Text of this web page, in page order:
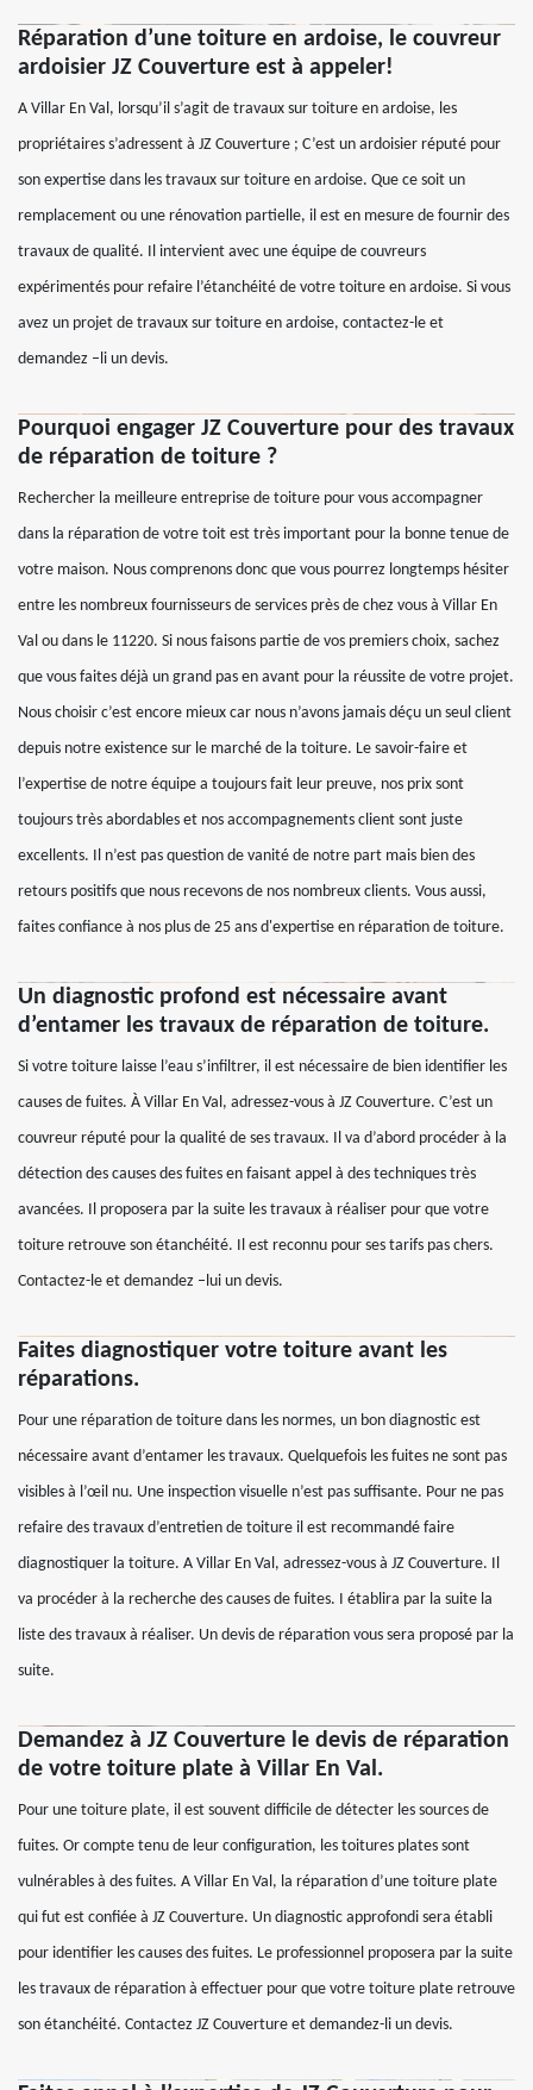
Réparation d’une toiture en ardoise, le couvreur
ardoisier JZ Couverture est à appeler!
A Villar En Val, lorsqu’il s’agit de travaux sur toiture en ardoise, les
propriétaires s’adressent à JZ Couverture ; C’est un ardoisier réputé pour
son expertise dans les travaux sur toiture en ardoise. Que ce soit un
remplacement ou une rénovation partielle, il est en mesure de fournir des
travaux de qualité. Il intervient avec une équipe de couvreurs
expérimentés pour refaire l’étanchéité de votre toiture en ardoise. Si vous
avez un projet de travaux sur toiture en ardoise, contactez-le et
demandez –li un devis.
Pourquoi engager JZ Couverture pour des travaux
de réparation de toiture ?
Rechercher la meilleure entreprise de toiture pour vous accompagner
dans la réparation de votre toit est très important pour la bonne tenue de
votre maison. Nous comprenons donc que vous pourrez longtemps hésiter
entre les nombreux fournisseurs de services près de chez vous à Villar En
Val ou dans le 11220. Si nous faisons partie de vos premiers choix, sachez
que vous faites déjà un grand pas en avant pour la réussite de votre projet.
Nous choisir c’est encore mieux car nous n’avons jamais déçu un seul client
depuis notre existence sur le marché de la toiture. Le savoir-faire et
l’expertise de notre équipe a toujours fait leur preuve, nos prix sont
toujours très abordables et nos accompagnements client sont juste
excellents. Il n’est pas question de vanité de notre part mais bien des
retours positifs que nous recevons de nos nombreux clients. Vous aussi,
faites confiance à nos plus de 25 ans d'expertise en réparation de toiture.
Un diagnostic profond est nécessaire avant
d’entamer les travaux de réparation de toiture.
Si votre toiture laisse l’eau s’infiltrer, il est nécessaire de bien identifier les
causes de fuites. À Villar En Val, adressez-vous à JZ Couverture. C’est un
couvreur réputé pour la qualité de ses travaux. Il va d’abord procéder à la
détection des causes des fuites en faisant appel à des techniques très
avancées. Il proposera par la suite les travaux à réaliser pour que votre
toiture retrouve son étanchéité. Il est reconnu pour ses tarifs pas chers.
Contactez-le et demandez –lui un devis.
Faites diagnostiquer votre toiture avant les
réparations.
Pour une réparation de toiture dans les normes, un bon diagnostic est
nécessaire avant d’entamer les travaux. Quelquefois les fuites ne sont pas
visibles à l’œil nu. Une inspection visuelle n’est pas suffisante. Pour ne pas
refaire des travaux d’entretien de toiture il est recommandé faire
diagnostiquer la toiture. A Villar En Val, adressez-vous à JZ Couverture. Il
va procéder à la recherche des causes de fuites. I établira par la suite la
liste des travaux à réaliser. Un devis de réparation vous sera proposé par la
suite.
Demandez à JZ Couverture le devis de réparation
de votre toiture plate à Villar En Val.
Pour une toiture plate, il est souvent difficile de détecter les sources de
fuites. Or compte tenu de leur configuration, les toitures plates sont
vulnérables à des fuites. A Villar En Val, la réparation d’une toiture plate
qui fut est confiée à JZ Couverture. Un diagnostic approfondi sera établi
pour identifier les causes des fuites. Le professionnel proposera par la suite
les travaux de réparation à effectuer pour que votre toiture plate retrouve
son étanchéité. Contactez JZ Couverture et demandez-li un devis.